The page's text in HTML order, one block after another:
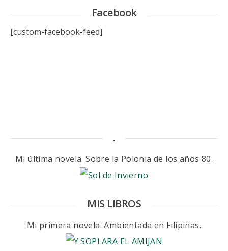
Facebook
[custom-facebook-feed]
.
Mi última novela. Sobre la Polonia de los años 80.
MIS LIBROS
Mi primera novela. Ambientada en Filipinas.